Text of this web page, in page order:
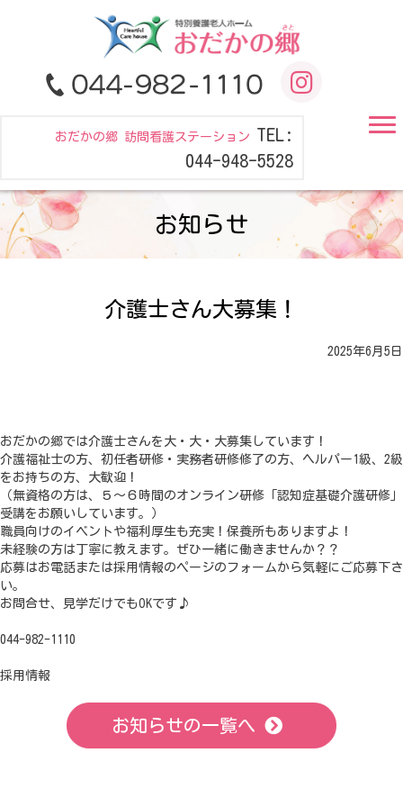
おだかの郷 訪問看護ステーション TEL:
044-948-5528
お知らせ
介護士さん大募集！
2025年6月5日
おだかの郷では介護士さんを大・大・大募集しています！
介護福祉士の方、初任者研修・実務者研修修了の方、ヘルパー1級、2級
をお持ちの方、大歓迎！
（無資格の方は、５～６時間のオンライン研修「認知症基礎介護研修」
受講をお願いしています。）
職員向けのイベントや福利厚生も充実！保養所もありますよ！
未経験の方は丁寧に教えます。ぜひ一緒に働きませんか？？
応募はお電話または採用情報のページのフォームから気軽にご応募下さ
い。
お問合せ、見学だけでもOKです♪
044-982-1110
採用情報
お知らせの一覧へ